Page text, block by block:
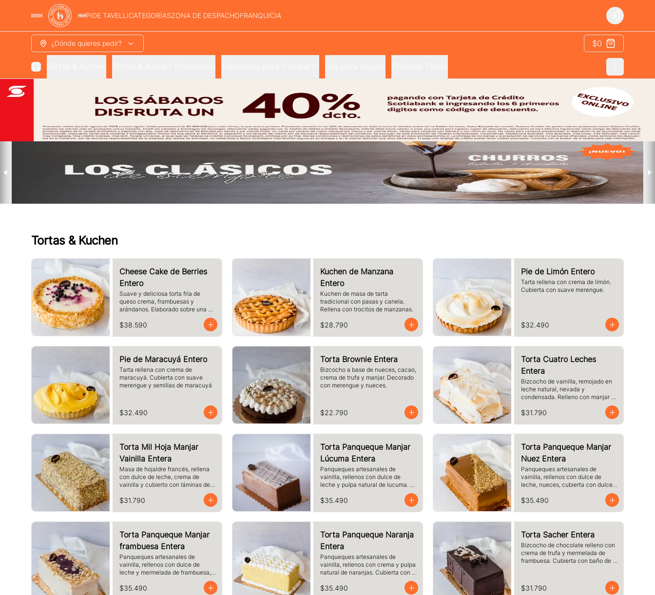
PIDE TAVELLICATEGORÍASZONA DE DESPACHOFRANQUICIA Login
¿Dónde quieres pedir? $0
Tortas & Kuchen
Cheese Cake de Berries
Entero
Suave y deliciosa torta fría de
queso crema, frambuesas y
arándanos. Elaborado sobre una
base de galletas y decorado con
crocante de maní.
$38.590
Kuchen de Manzana
Entero
Kuchen de masa de tarta
tradicional con pasas y canela.
Rellena con trocitos de manzanas.
$28.790
Pie de Limón Entero
Tarta rellena con crema de limón.
Cubierta con suave merengue.
$32.490
Pie de Maracuyá Entero
Tarta rellena con crema de
maracuyá. Cubierta con suave
merengue y semillas de maracuyá
$32.490
Torta Brownie Entera
Bizcocho a base de nueces, cacao,
crema de trufa y manjar. Decorado
con merengue y nueces.
$22.790
Torta Cuatro Leches
Entera
Bizcocho de vainilla, remojado en
leche natural, nevada y
condensada. Relleno con manjar y
$31.790
Torta Mil Hoja Manjar
Vainilla Entera
Masa de hojaldre francés, rellena
con dulce de leche, crema de
vainilla y cubierto con láminas de
$31.790
Torta Panqueque Manjar
Lúcuma Entera
Panqueques artesanales de
vainilla, rellenos con dulce de
leche y pulpa natural de lucuma.
chocolate blanco.
$35.490
Torta Panqueque Manjar
Nuez Entera
Panqueques artesanales de
vainilla, rellenos con dulce de
leche, nueces, cubierta con dulce
$35.490
Torta Panqueque Manjar
frambuesa Entera
Panqueques artesanales de
vainilla, rellenos con dulce de
leche y mermelada de frambuesa,
blanco y almendras laminadas
$35.490
Torta Panqueque Naranja
Entera
Panqueques artesanales de
vainilla, rellenos con crema y pulpa
natural de naranjas. Cubierta con
$35.490
Torta Sacher Entera
Bizcocho de chocolate relleno con
crema de trufa y mermelada de
frambuesa. Cubierta con baño de
$31.790